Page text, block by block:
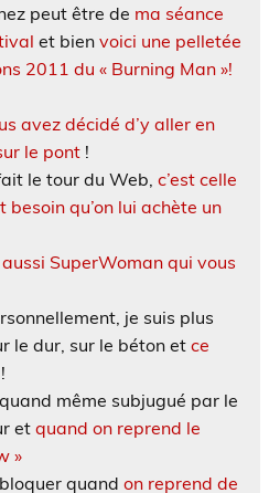
peut être de ma séance
et bien voici une pelletée
2011 du « Burning Man »!
avez décidé d’y aller en
le pont !
le tour du Web, c’est celle
qu’on lui achète un
SuperWoman qui vous
je suis plus
le dur, sur le béton et ce
!
même subjugué par le
et quand on reprend le
»
quand on reprend de